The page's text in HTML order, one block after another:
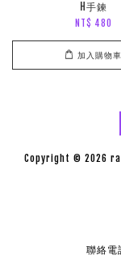
H手鍊
NT$ 480
加入購物車
Copyright © 2026
聯絡電